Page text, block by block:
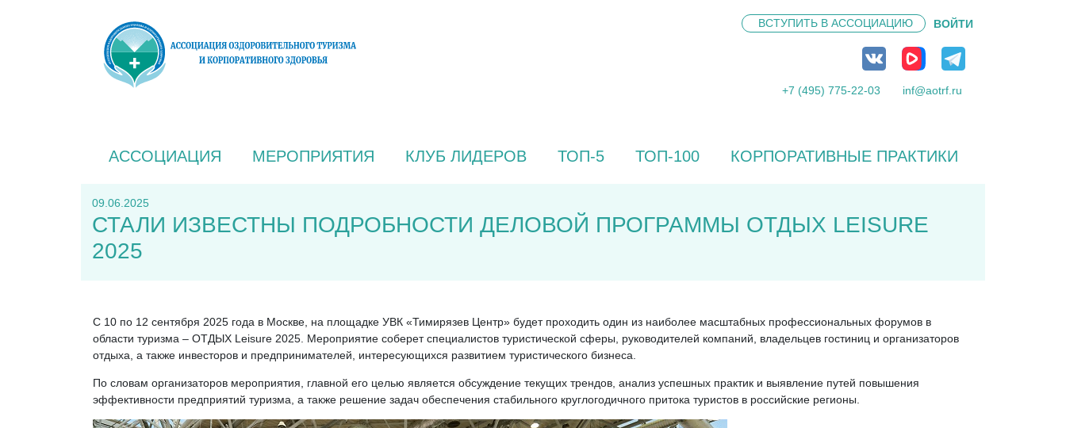
ВСТУПИТЬ В АССОЦИАЦИЮ ВОЙТИ
+7 (495) 775-22-03 inf@aotrf.ru
АССОЦИАЦИЯ МЕРОПРИЯТИЯ КЛУБ ЛИДЕРОВ ТОП-5 ТОП-100 КОРПОРАТИВНЫЕ ПРАКТИКИ
09.06.2025
СТАЛИ ИЗВЕСТНЫ ПОДРОБНОСТИ ДЕЛОВОЙ ПРОГРАММЫ ОТДЫХ LEISURE
2025
С 10 по 12 сентября 2025 года в Москве, на площадке УВК «Тимирязев Центр» будет проходить один из наиболее масштабных профессиональных форумов в
области туризма – ОТДЫХ Leisure 2025. Мероприятие соберет специалистов туристической сферы, руководителей компаний, владельцев гостиниц и организаторов
отдыха, а также инвесторов и предпринимателей, интересующихся развитием туристического бизнеса.
По словам организаторов мероприятия, главной его целью является обсуждение текущих трендов, анализ успешных практик и выявление путей повышения
эффективности предприятий туризма, а также решение задач обеспечения стабильного круглогодичного притока туристов в российские регионы.